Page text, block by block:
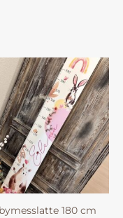
180 cm